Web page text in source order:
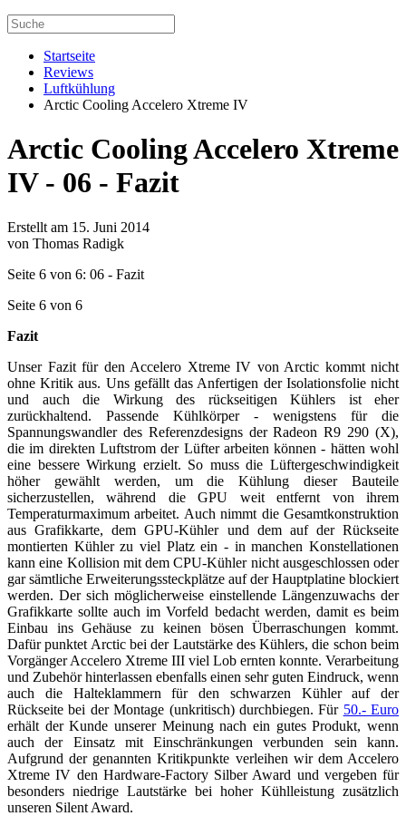
Startseite
Reviews
Luftkühlung
Arctic Cooling Accelero Xtreme IV
Arctic Cooling Accelero Xtreme
IV - 06 - Fazit
Erstellt am 15. Juni 2014
von Thomas Radigk
Seite 6 von 6: 06 - Fazit
Seite 6 von 6
Fazit
Unser Fazit für den Accelero Xtreme IV von Arctic kommt nicht
ohne Kritik aus. Uns gefällt das Anfertigen der Isolationsfolie nicht
und auch die Wirkung des rückseitigen Kühlers ist eher
zurückhaltend. Passende Kühlkörper - wenigstens für die
Spannungswandler des Referenzdesigns der Radeon R9 290 (X),
die im direkten Luftstrom der Lüfter arbeiten können - hätten wohl
eine bessere Wirkung erzielt. So muss die Lüftergeschwindigkeit
höher gewählt werden, um die Kühlung dieser Bauteile
sicherzustellen, während die GPU weit entfernt von ihrem
Temperaturmaximum arbeitet. Auch nimmt die Gesamtkonstruktion
aus Grafikkarte, dem GPU-Kühler und dem auf der Rückseite
montierten Kühler zu viel Platz ein - in manchen Konstellationen
kann eine Kollision mit dem CPU-Kühler nicht ausgeschlossen oder
gar sämtliche Erweiterungssteckplätze auf der Hauptplatine blockiert
werden. Der sich möglicherweise einstellende Längenzuwachs der
Grafikkarte sollte auch im Vorfeld bedacht werden, damit es beim
Einbau ins Gehäuse zu keinen bösen Überraschungen kommt.
Dafür punktet Arctic bei der Lautstärke des Kühlers, die schon beim
Vorgänger Accelero Xtreme III viel Lob ernten konnte. Verarbeitung
und Zubehör hinterlassen ebenfalls einen sehr guten Eindruck, wenn
auch die Halteklammern für den schwarzen Kühler auf der
Rückseite bei der Montage (unkritisch) durchbiegen. Für 50.- Euro
erhält der Kunde unserer Meinung nach ein gutes Produkt, wenn
auch der Einsatz mit Einschränkungen verbunden sein kann.
Aufgrund der genannten Kritikpunkte verleihen wir dem Accelero
Xtreme IV den Hardware-Factory Silber Award und vergeben für
besonders niedrige Lautstärke bei hoher Kühlleistung zusätzlich
unseren Silent Award.